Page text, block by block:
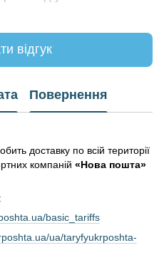
відгук
Повернення
доставку по всій території
компаній «Нова пошта»
basic_tariffs
ua/taryfyukrposhta-